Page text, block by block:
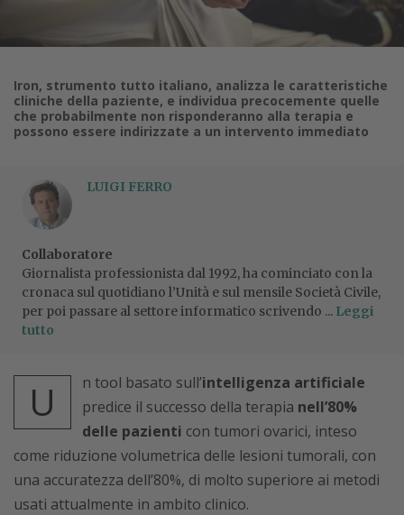
Iron, strumento tutto italiano, analizza le caratteristiche
cliniche della paziente, e individua precocemente quelle
che probabilmente non risponderanno alla terapia e
possono essere indirizzate a un intervento immediato
LUIGI FERRO
Collaboratore
Giornalista professionista dal 1992, ha cominciato con la
cronaca sul quotidiano l’Unità e sul mensile Società Civile,
per poi passare al settore informatico scrivendo ... Leggi
tutto
U n tool basato sull’intelligenza artificiale
predice il successo della terapia nell’80%
delle pazienti con tumori ovarici, inteso
come riduzione volumetrica delle lesioni tumorali, con
una accuratezza dell’80%, di molto superiore ai metodi
usati attualmente in ambito clinico.